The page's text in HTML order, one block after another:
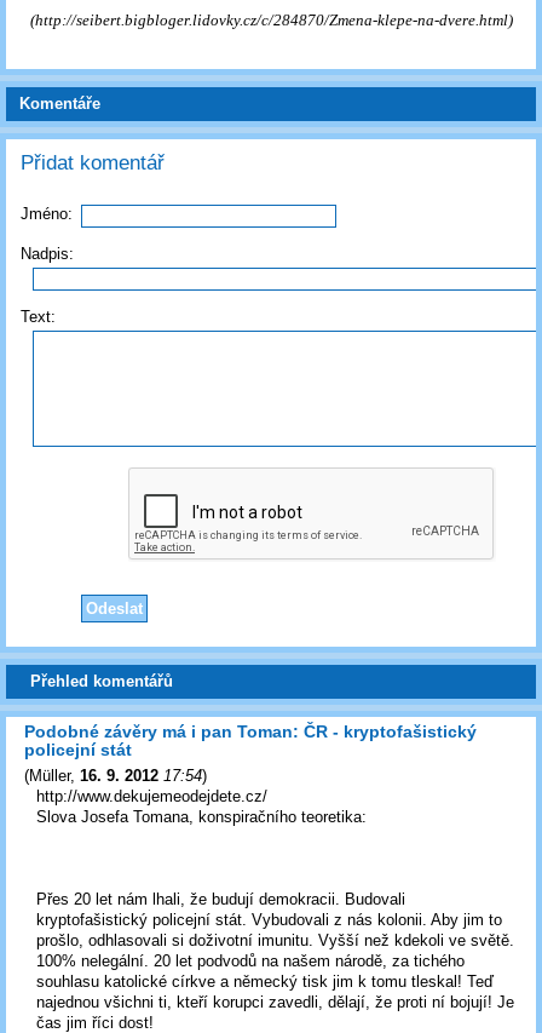
(http://seibert.bigbloger.lidovky.cz/c/284870/Zmena-klepe-na-dvere.html)
Komentáře
Přidat komentář
Jméno:
Nadpis:
Text:
Přehled komentářů
Podobné závěry má i pan Toman: ČR - kryptofašistický
policejní stát
(Müller, 16. 9. 2012 17:54)
http://www.dekujemeodejdete.cz/
Slova Josefa Tomana, konspiračního teoretika:
Přes 20 let nám lhali, že budují demokracii. Budovali
kryptofašistický policejní stát. Vybudovali z nás kolonii. Aby jim to
prošlo, odhlasovali si doživotní imunitu. Vyšší než kdekoli ve světě.
100% nelegální. 20 let podvodů na našem národě, za tichého
souhlasu katolické církve a německý tisk jim k tomu tleskal! Teď
najednou všichni ti, kteří korupci zavedli, dělají, že proti ní bojují! Je
čas jim říci dost!